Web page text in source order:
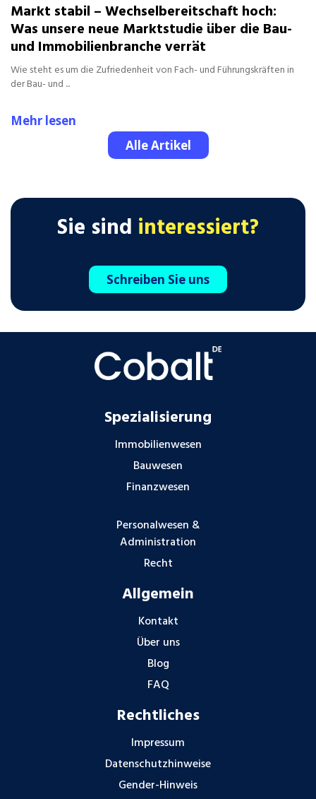
Alle Artikel
Markt stabil – Wechselbereitschaft hoch:
Was unsere neue Marktstudie über die Bau-
und Immobilienbranche verrät
Wie steht es um die Zufriedenheit von Fach- und Führungskräften in
der Bau- und ...
Mehr lesen
Sie sind interessiert?
Schreiben Sie uns
Spezialisierung
Immobilienwesen
Bauwesen
Finanzwesen
Personalwesen &
Administration
Recht
Allgemein
Kontakt
Über uns
Blog
FAQ
Rechtliches
Impressum
Datenschutzhinweise
Gender-Hinweis